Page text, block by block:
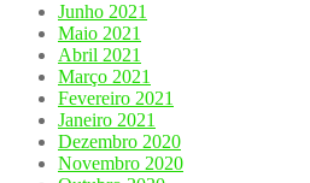
Junho 2021
Maio 2021
Abril 2021
Março 2021
Fevereiro 2021
Janeiro 2021
Dezembro 2020
Novembro 2020